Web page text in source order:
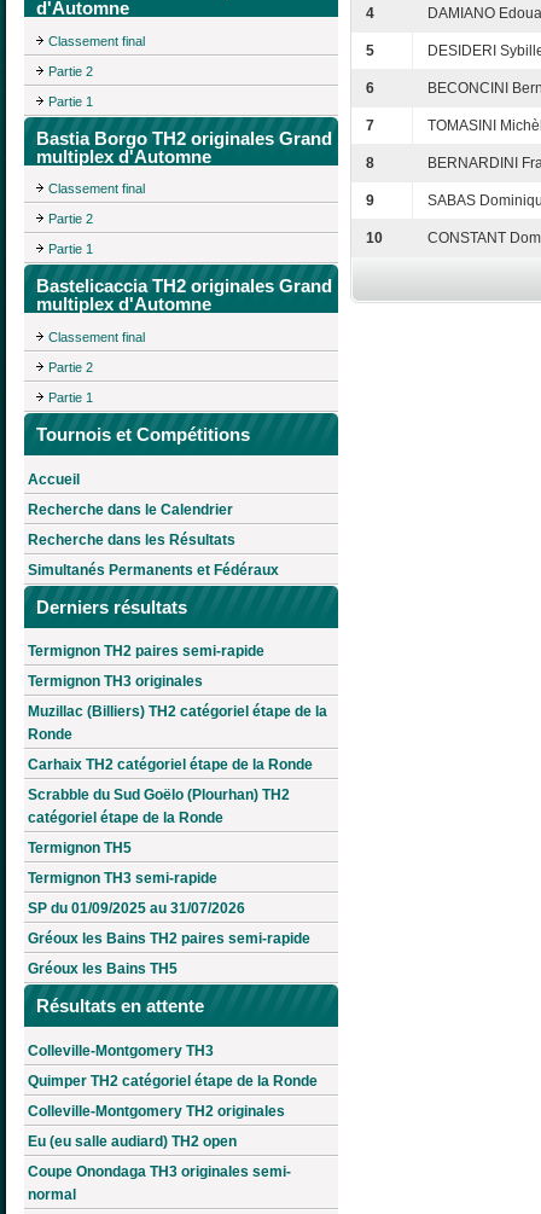
d'Automne
Classement final
Partie 2
Partie 1
Bastia Borgo TH2 originales Grand
multiplex d'Automne
Classement final
Partie 2
Partie 1
Bastelicaccia TH2 originales Grand
multiplex d'Automne
Classement final
Partie 2
Partie 1
Tournois et Compétitions
Accueil
Recherche dans le Calendrier
Recherche dans les Résultats
Simultanés Permanents et Fédéraux
Derniers résultats
Termignon TH2 paires semi-rapide
Termignon TH3 originales
Muzillac (Billiers) TH2 catégoriel étape de la
Ronde
Carhaix TH2 catégoriel étape de la Ronde
Scrabble du Sud Goëlo (Plourhan) TH2
catégoriel étape de la Ronde
Termignon TH5
Termignon TH3 semi-rapide
SP du 01/09/2025 au 31/07/2026
Gréoux les Bains TH2 paires semi-rapide
Gréoux les Bains TH5
Résultats en attente
Colleville-Montgomery TH3
Quimper TH2 catégoriel étape de la Ronde
Colleville-Montgomery TH2 originales
Eu (eu salle audiard) TH2 open
Coupe Onondaga TH3 originales semi-
normal
4 DAMIANO
5 DESIDERI
6 BECONCINI
7 TOMASINI
8 BERNARDINI
9 SABAS
10 CONSTANT